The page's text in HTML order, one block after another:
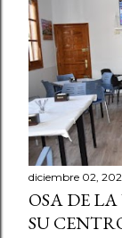
diciembre 02,
OSA DE
SU